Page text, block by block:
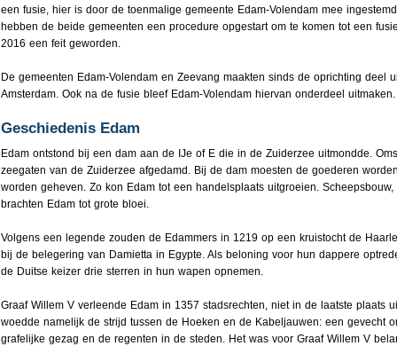
een fusie, hier is door de toenmalige gemeente Edam-Volendam mee
hebben de beide gemeenten een procedure opgestart om te komen tot een
2016 een feit geworden.
De gemeenten Edam-Volendam en Zeevang maakten sinds de oprichting deel
Amsterdam. Ook na de fusie bleef Edam-Volendam hiervan onderdeel uitmaken.
Geschiedenis Edam
Edam ontstond bij een dam aan de IJe of E die in de Zuiderzee uitmondde.
zeegaten van de Zuiderzee afgedamd. Bij de dam moesten de goederen
worden geheven. Zo kon Edam tot een handelsplaats uitgroeien.
brachten Edam tot grote bloei.
Volgens een legende zouden de Edammers in 1219 op een kruistocht de
bij de belegering van Damietta in Egypte. Als beloning voor hun dappere
de Duitse keizer drie sterren in hun wapen opnemen.
Graaf Willem V verleende Edam in 1357 stadsrechten, niet in de laatste plaats
woedde namelijk de strijd tussen de Hoeken en de Kabeljauwen: een gevecht
grafelijke gezag en de regenten in de steden. Het was voor Graaf Willem V